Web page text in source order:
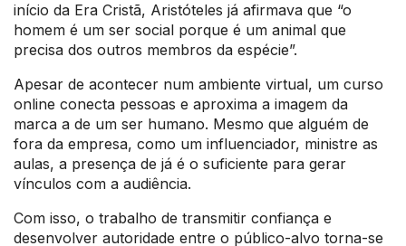
início da Era Cristã, Aristóteles já afirmava que “o
homem é um ser social porque é um animal que
precisa dos outros membros da espécie”.
Apesar de acontecer num ambiente virtual, um curso
online conecta pessoas e aproxima a imagem da
marca a de um ser humano. Mesmo que alguém de
fora da empresa, como um influenciador, ministre as
aulas, a presença de já é o suficiente para gerar
vínculos com a audiência.
Com isso, o trabalho de transmitir confiança e
desenvolver autoridade entre o público-alvo torna-se